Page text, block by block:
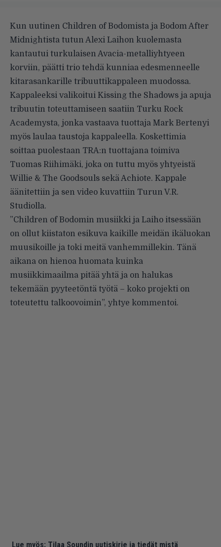
Kun uutinen Children of Bodomista ja Bodom After
Midnightista tutun Alexi Laihon kuolemasta
kantautui turkulaisen Avacia-metalliyhtyeen
korviin, päätti trio tehdä kunniaa edesmenneelle
kitarasankarille tribuuttikappaleen muodossa.
Kappaleeksi valikoitui Kissing the Shadows ja apuja
tribuutin toteuttamiseen saatiin Turku Rock
Academysta, jonka vastaava tuottaja Mark Bertenyi
myös laulaa taustoja kappaleella. Koskettimia
soittaa puolestaan TRA:n tuottajana toimiva
Tuomas Riihimäki, joka on tuttu myös yhtyeistä
Willie & The Goodsouls sekä Achiote. Kappale
äänitettiin ja sen video kuvattiin Turun V.R.
Studiolla.
”Children of Bodomin musiikki ja Laiho itsessään
on ollut kiistaton esikuva kaikille meidän ikäluokan
muusikoille ja toki meitä vanhemmillekin. Tänä
aikana on hienoa huomata kuinka
musiikkimaailma pitää yhtä ja on halukas
tekemään pyyteetöntä työtä – koko projekti on
toteutettu talkoovoimin”, yhtye kommentoi.
Lue myös: Tilaa Soundin uutiskirje ja tiedät mistä